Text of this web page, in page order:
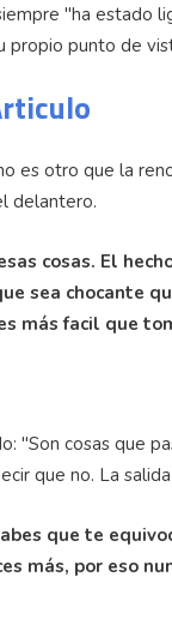
"ha estado
propio punto de
es otro que la
delantero.
cosas. El
sea chocante
más facil que
"Son cosas que
que no. La
que te
más, por eso